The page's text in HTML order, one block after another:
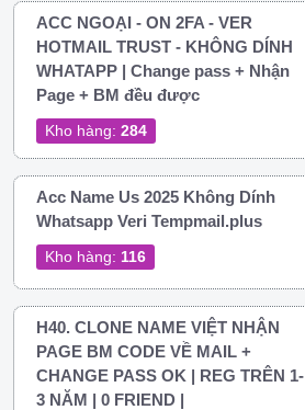
ACC NGOẠI - ON 2FA - VER
HOTMAIL TRUST - KHÔNG DÍNH
WHATAPP | Change pass + Nhận
Page + BM đều được
Kho hàng: 284
Acc Name Us 2025 Không Dính
Whatsapp Veri Tempmail.plus
Kho hàng: 116
H40. CLONE NAME VIỆT NHẬN
PAGE BM CODE VỀ MAIL +
CHANGE PASS OK | REG TRÊN 1-
3 NĂM | 0 FRIEND |